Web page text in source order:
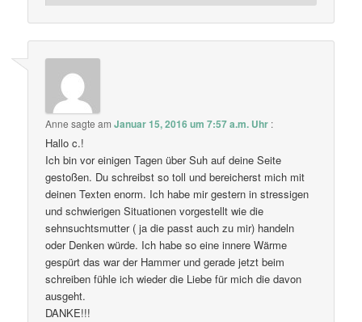
Anne sagte amJanuar 15, 2016 um 7:57 a.m. Uhr :
Hallo c.!
Ich bin vor einigen Tagen über Suh auf deine Seite
gestoßen. Du schreibst so toll und bereicherst mich mit
deinen Texten enorm. Ich habe mir gestern in stressigen
und schwierigen Situationen vorgestellt wie die
sehnsuchtsmutter ( ja die passt auch zu mir) handeln
oder Denken würde. Ich habe so eine innere Wärme
gespürt das war der Hammer und gerade jetzt beim
schreiben fühle ich wieder die Liebe für mich die davon
ausgeht.
DANKE!!!